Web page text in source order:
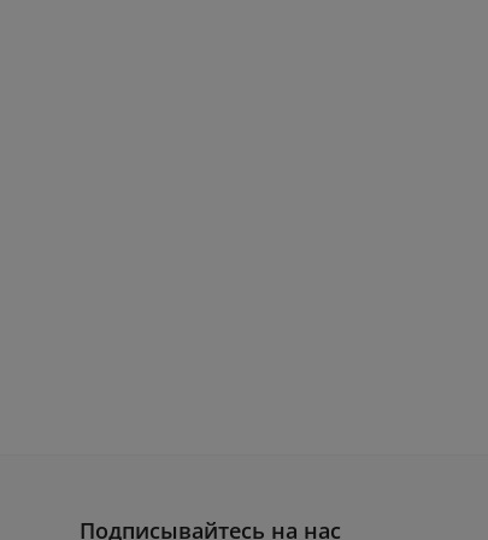
Подписывайтесь на нас